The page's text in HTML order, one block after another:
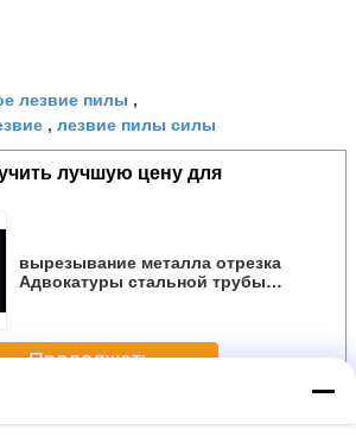
лезвие пилы ,
, лезвие пилы силы
лучшую цену для
вырезывание металла отрезка
Адвокатуры стальной трубы
Продолжать
металла увидело лезвия